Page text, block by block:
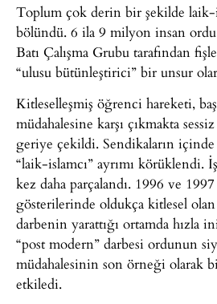
Toplum çok derin bir şekilde laik-
bölündü. 6 ila 9 milyon insan
Batı Çalışma Grubu tarafından
“ulusu bütünleştirici” bir unsur
Kitleselleşmiş öğrenci hareketi,
müdahalesine karşı çıkmakta
geriye çekildi. Sendikaların
“laik-islamcı” ayrımı körüklendi.
kez daha parçalandı. 1996 ve
gösterilerinde oldukça kitlesel
darbenin yarattığı ortamda hızla
“post modern” darbesi ordunun
müdahalesinin son örneği olarak
etkiledi.